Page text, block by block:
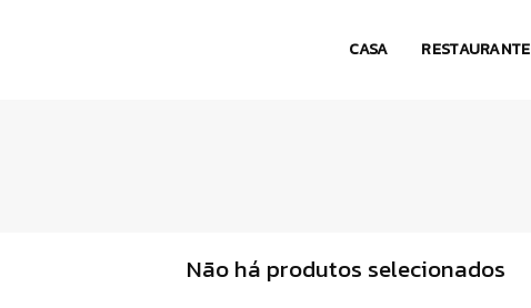
CASA RESTAURANTE
Não há produtos selecionados